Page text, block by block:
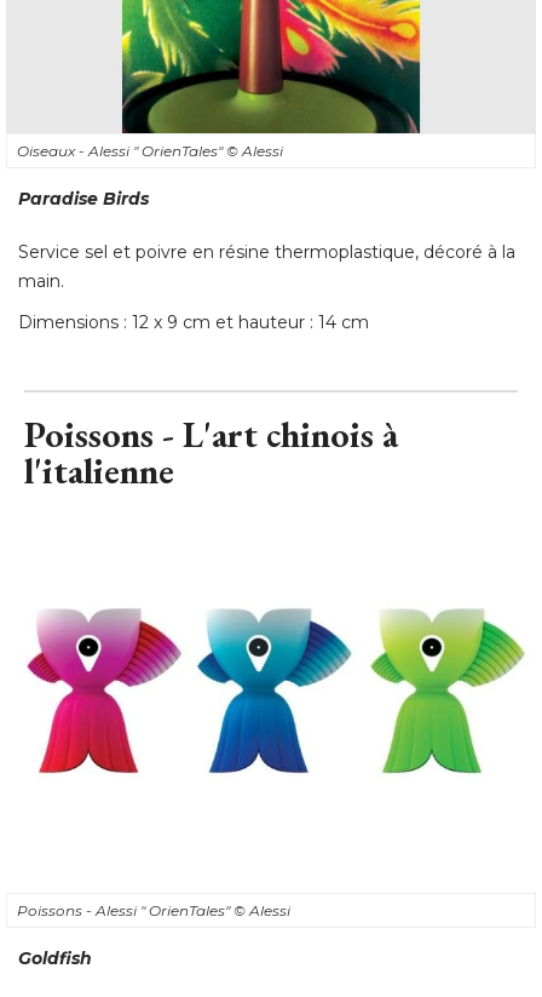
Oiseaux - Alessi " OrienTales" © Alessi
Paradise Birds
Service sel et poivre en résine thermoplastique, décoré à la
main.
Dimensions : 12 x 9 cm et hauteur : 14 cm
Poissons - L'art chinois à
l'italienne
Poissons - Alessi " OrienTales" © Alessi
Goldfish